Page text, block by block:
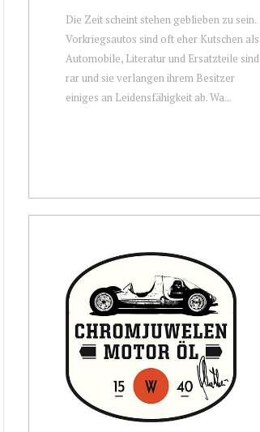
Die Zeit scheint stehen geblieben zu sein.
Vorkriegsautos sind oft eher Kutschen als
Automobile, Literatur und Ersatzteile sind
rar und sie verlangen ihrem Besitzer
einiges an Leidensfähigkeit ab. Wa...